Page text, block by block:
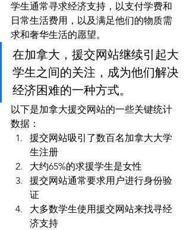
学生通常寻求经济支持，以支付学费和
日常生活费用，以及满足他们的物质需
求和奢华生活的愿望。
在加拿大，援交网站继续引起大
学生之间的关注，成为他们解决
经济困难的一种方式。
以下是加拿大援交网站的一些关键统计
数据：
援交网站吸引了数百名加拿大大学
生注册
大约65%的求援学生是女性
援交网站通常要求用户进行身份验
证
大多数学生使用援交网站来找寻经
济支持